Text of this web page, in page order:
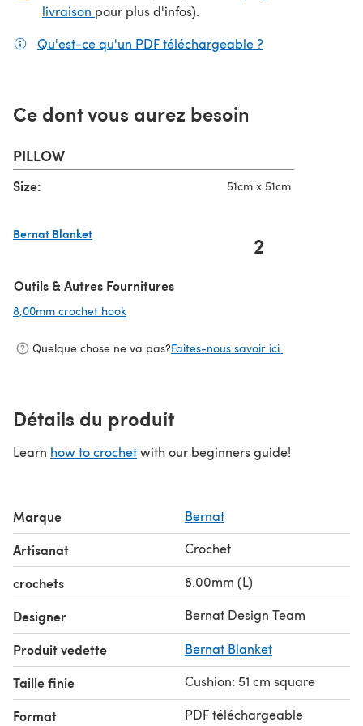
livraison (s'ouvre dans un nouvel onglet)
pour plus d'infos).
Qu'est-ce qu'un PDF téléchargeable ?
Ce dont vous aurez besoin
PILLOW
Size: 51cm x 51cm
Bernat Blanket
2
Outils & Autres Fournitures
8,00mm crochet hook
Quelque chose ne va pas?Faites-nous savoir ici.
Détails du produit
Learn how to crochetwith our beginners guide!
Marque Bernat
Artisanat Crochet
crochets 8.00mm (L)
Designer Bernat Design Team
Produit vedette Bernat Blanket
Taille finie Cushion: 51 cm square
Format PDF téléchargeable